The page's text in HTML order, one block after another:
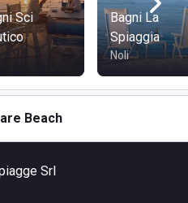
Sci
Bagni La
Spiaggia
Noli
Beach
Srl